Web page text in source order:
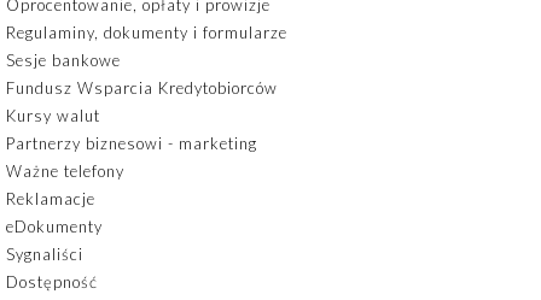
Oprocentowanie, opłaty i prowizje
Regulaminy, dokumenty i formularze
Sesje bankowe
Fundusz Wsparcia Kredytobiorców
Kursy walut
Partnerzy biznesowi - marketing
Ważne telefony
Reklamacje
eDokumenty
Sygnaliści
Dostępność